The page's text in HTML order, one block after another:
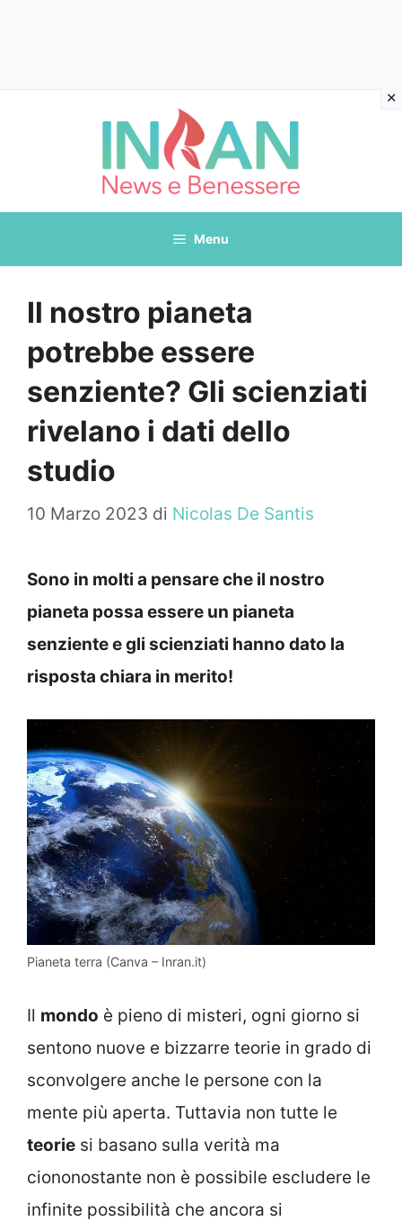
Menu
Il nostro pianeta
potrebbe essere
senziente? Gli scienziati
rivelano i dati dello
studio
10 Marzo 2023 di Nicolas De Santis
Sono in molti a pensare che il nostro
pianeta possa essere un pianeta
senziente e gli scienziati hanno dato la
risposta chiara in merito!
Pianeta terra (Canva – Inran.it)
Il mondo è pieno di misteri, ogni giorno si
sentono nuove e bizzarre teorie in grado di
sconvolgere anche le persone con la
mente più aperta. Tuttavia non tutte le
teorie si basano sulla verità ma
ciononostante non è possibile escludere le
infinite possibilità che ancora si